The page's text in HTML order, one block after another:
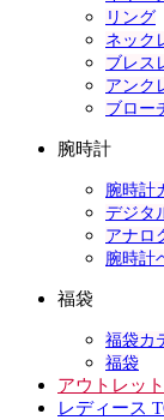
リング
ネック
ブレス
アンク
ブロー
腕時計
腕時計
デジタ
アナロ
腕時計
福袋
福袋カ
福袋
アウトレット
レディース